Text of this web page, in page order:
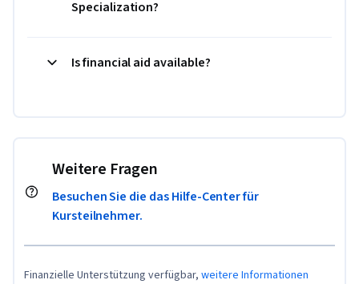
Specialization?
Is financial aid available?
Weitere Fragen
Besuchen Sie die das Hilfe-Center für
Kursteilnehmer.
Finanzielle Unterstützung verfügbar, weitere Informationen